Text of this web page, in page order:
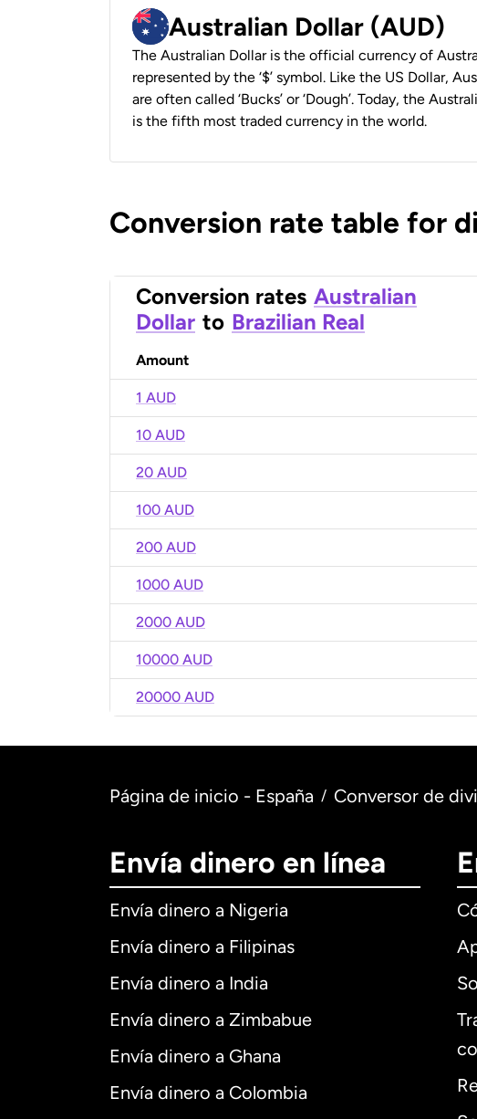
Australian Dollar (AUD)
The Australian Dollar is the official currency of
represented by the ‘$’ symbol. Like the US Dollar,
are often called ‘Bucks’ or ‘Dough’. Today, the
is the fifth most traded currency in the world.
Conversion rate table for
Conversion rates Australian
Dollar to Brazilian Real
Amount
1 AUD
10 AUD
20 AUD
100 AUD
200 AUD
1000 AUD
2000 AUD
10000 AUD
20000 AUD
Página de inicio - España / Conversor de
Envía dinero en línea
Envía dinero a Nigeria
Envía dinero a Filipinas
Envía dinero a India
Envía dinero a Zimbabue
Envía dinero a Ghana
Envía dinero a Colombia